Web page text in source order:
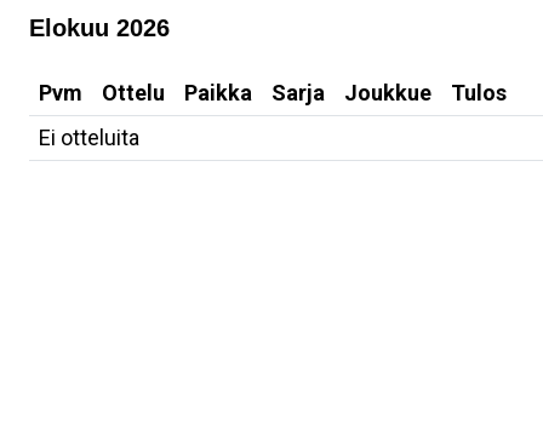
Elokuu 2026
Pvm Ottelu Paikka Sarja Joukkue
Tulos
Ei otteluita